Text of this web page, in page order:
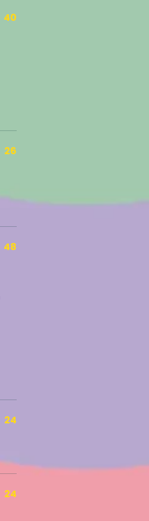
40
26
48
24
24